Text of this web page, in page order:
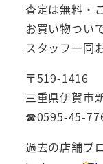
査定は無料・
お買い物つい
スタッフ一同
〒519-1416
三重県伊賀市
☎0595-45-
過去の店舗ブ